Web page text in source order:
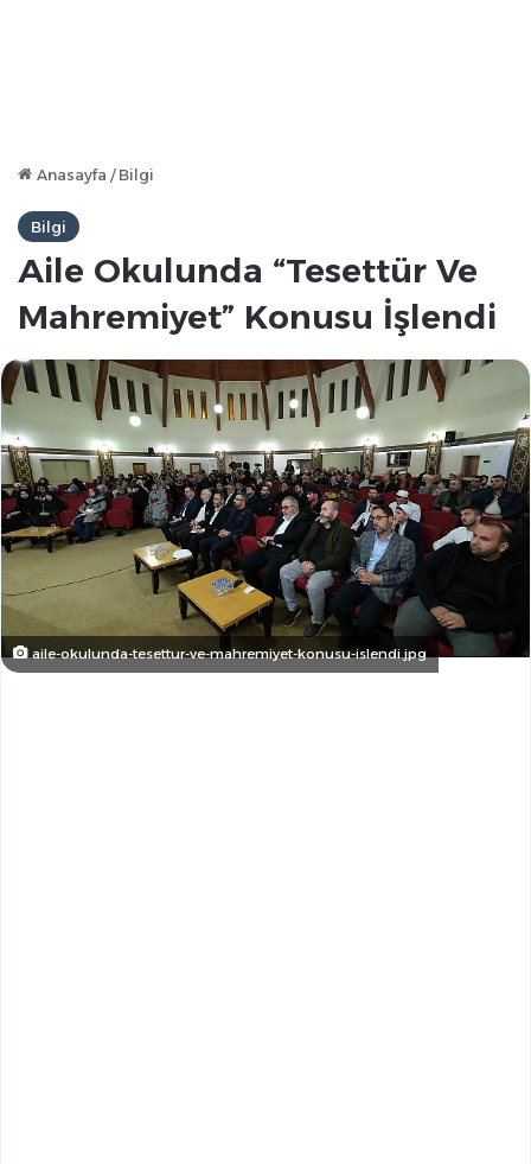
Anasayfa / Bilgi
Bilgi
Aile Okulunda “Tesettür Ve
Mahremiyet” Konusu İşlendi
aile-okulunda-tesettur-ve-mahremiyet-konusu-islendi.jpg